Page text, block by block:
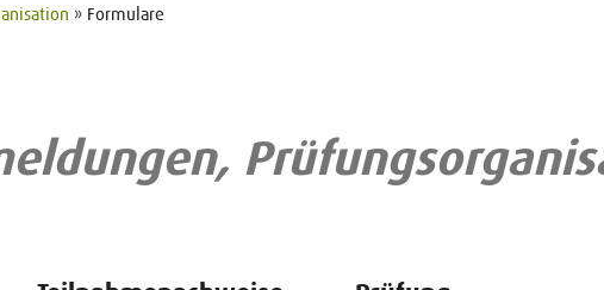
» Formulare